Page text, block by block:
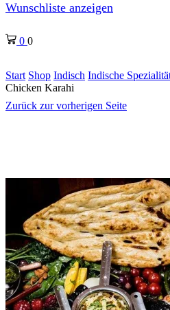
Wunschliste anzeigen
0 0
Start Shop Indisch Indische
Chicken Karahi
Zurück zur vorherigen Seite